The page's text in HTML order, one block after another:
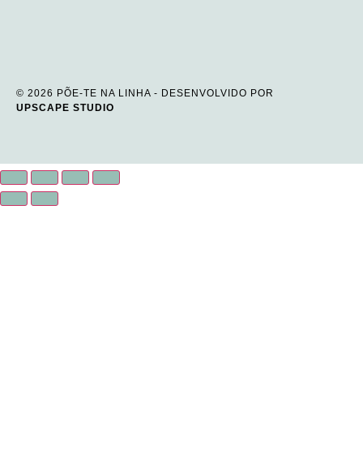
© 2026 PÕE-TE NA LINHA - DESENVOLVIDO POR
UPSCAPE STUDIO